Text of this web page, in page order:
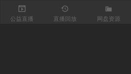
公益直播 直播回放 网盘资源